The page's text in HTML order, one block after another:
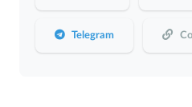
Telegram